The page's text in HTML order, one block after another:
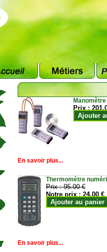
Prix :
Ajouter
En savoir plus...
Thermomètre
Prix :95.00 €
Notre prix :24.00 €
Ajouter au panier
En savoir plus...